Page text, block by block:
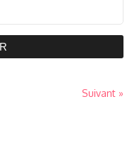
Suivant »